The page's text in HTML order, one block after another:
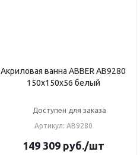
Акриловая ванна ABBER AB9280
150х150х56 белый
Доступен для заказа
Артикул: AB9280
149 309руб./шт